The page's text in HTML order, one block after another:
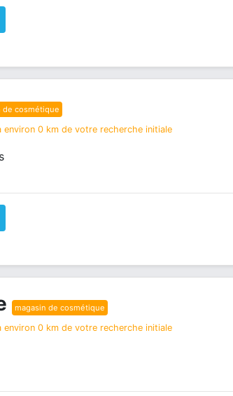
de cosmétique
environ 0 km de votre recherche initiale
magasin de cosmétique
environ 0 km de votre recherche initiale